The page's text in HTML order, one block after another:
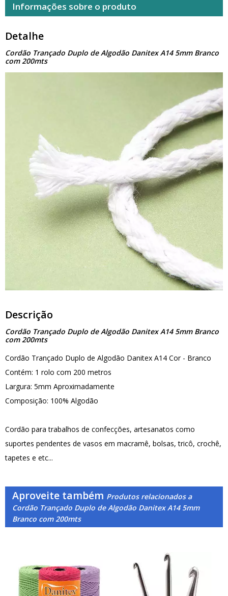
Informações sobre o produto
Detalhe
Cordão Trançado Duplo de Algodão Danitex A14 5mm Branco
com 200mts
Descrição
Cordão Trançado Duplo de Algodão Danitex A14 5mm Branco
com 200mts
Cordão Trançado Duplo de Algodão Danitex A14 Cor - Branco
Contém: 1 rolo com 200 metros
Largura: 5mm Aproximadamente
Composição: 100% Algodão
Cordão para trabalhos de confecções, artesanatos como
suportes pendentes de vasos em macramê, bolsas, tricô, crochê,
tapetes e etc...
Aproveite também Produtos relacionados a
Cordão Trançado Duplo de Algodão Danitex A14 5mm
Branco com 200mts